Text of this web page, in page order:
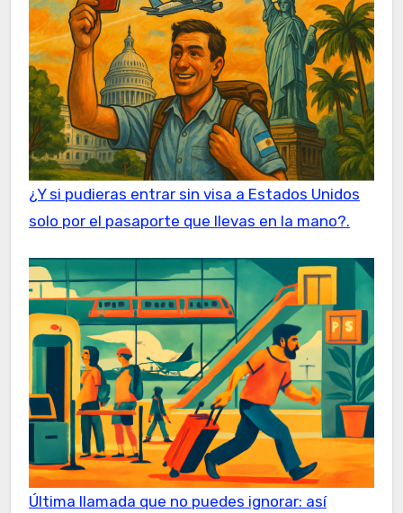
¿Y si pudieras entrar sin visa a Estados Unidos
solo por el pasaporte que llevas en la mano?.
Última llamada que no puedes ignorar: así